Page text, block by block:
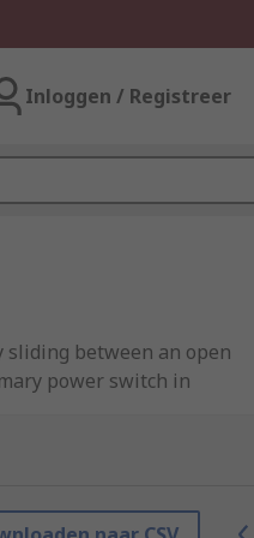
Inloggen / Registreer
sliding between an open
power switch in
to more